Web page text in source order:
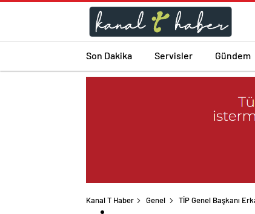
Son Dakika Servisler Gündem
Kanal T Haber Genel TİP Genel Başkanı